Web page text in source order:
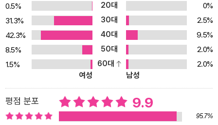
의 기술, 아이의 일상에 바로 적용할 수 있는 사회성 교육의 실전 가이
드 속으로 함께 떠나보자. 친구와 잘 지내는 사교성, 그 이상의 능력
아이의 사회성을 결정짓는 11가지 핵심 역량 흔히 사회성이라고 하면
사람들과 잘 지내는 능력을 떠올린다. 그러나 친구가 많다고 해서 반
드시 사회성이 뛰어난 것이 아니며, 내향적인 아이도 충분히 건강한
사회성을 발휘할 수 있다. 사회성이란 단순히 좋은 성격의 문제가 아
니라, 자기 자신을 잘 이해하고 표현하는 능력, 타인의 감정을 공감하
고 배려하는 능력, 상황에 맞게 적절한 행동을 선택하는 능력, 갈등을
조율하고 협력하는 능력 등이 복합적으로 작용해 드러나기 때문이다.
0.5%
20대
0%
31.3%
30대
2.5%
42.3%
40대
9.5%
8.5%
50대
2.0%
1.5%
60대
2.0%
여성
남성
평점 분포 9.9
95.7%